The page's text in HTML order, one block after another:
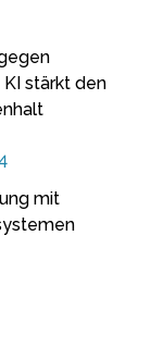
stärkt den
mit